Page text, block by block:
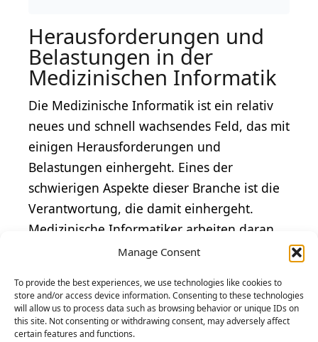
Manage Consent
To provide the best experiences, we use technologies like cookies to
store and/or access device information. Consenting to these technologies
will allow us to process data such as browsing behavior or unique IDs on
this site. Not consenting or withdrawing consent, may adversely affect
certain features and functions.
Herausforderungen und
Belastungen in der
Medizinischen Informatik
Die Medizinische Informatik ist ein relativ
neues und schnell wachsendes Feld, das mit
einigen Herausforderungen und
Belastungen einhergeht. Eines der
schwierigen Aspekte dieser Branche ist die
Verantwortung, die damit einhergeht.
Medizinische Informatiker arbeiten daran,
Systeme und Programme zu entwickeln, die
Gesundheitder Bevölkerung zu verbessern.
Das bedeutet auch, dass die Qualität und
Genauigkeit der Arbeit sehr wichtig ist, da